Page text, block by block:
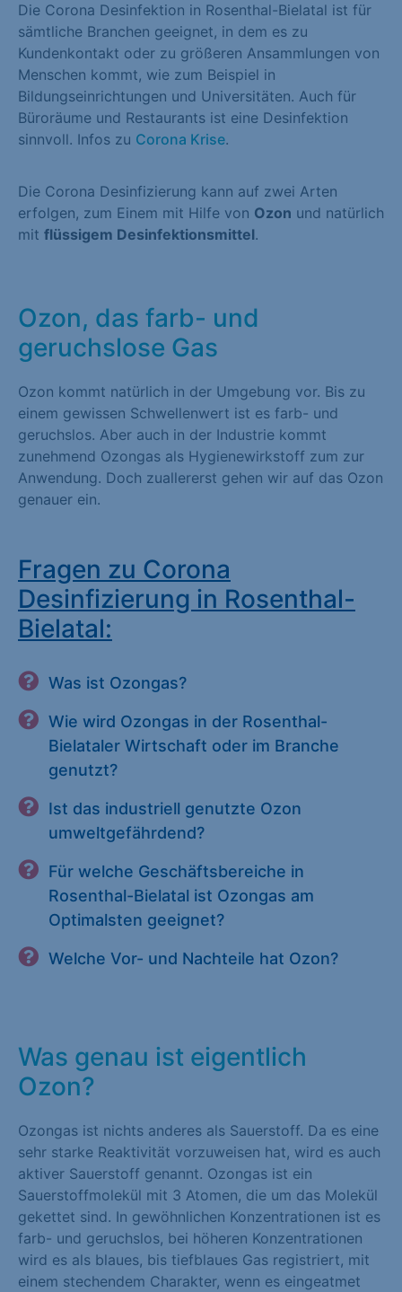
Die Corona Desinfektion in Rosenthal-Bielatal ist für
sämtliche Branchen geeignet, in dem es zu
Kundenkontakt oder zu größeren Ansammlungen von
Menschen kommt, wie zum Beispiel in
Bildungseinrichtungen und Universitäten. Auch für
Büroräume und Restaurants ist eine Desinfektion
sinnvoll. Infos zu Corona Krise.
Die Corona Desinfizierung kann auf zwei Arten
erfolgen, zum Einem mit Hilfe von Ozon und natürlich
mit flüssigem Desinfektionsmittel.
Ozon, das farb- und
geruchslose Gas
Ozon kommt natürlich in der Umgebung vor. Bis zu
einem gewissen Schwellenwert ist es farb- und
geruchslos. Aber auch in der Industrie kommt
zunehmend Ozongas als Hygienewirkstoff zum zur
Anwendung. Doch zuallererst gehen wir auf das Ozon
genauer ein.
Fragen zu Corona
Desinfizierung in Rosenthal-
Bielatal:
Was ist Ozongas?
Wie wird Ozongas in der Rosenthal-
Bielataler Wirtschaft oder im Branche
genutzt?
Ist das industriell genutzte Ozon
umweltgefährdend?
Für welche Geschäftsbereiche in
Rosenthal-Bielatal ist Ozongas am
Optimalsten geeignet?
Welche Vor- und Nachteile hat Ozon?
Was genau ist eigentlich
Ozon?
Ozongas ist nichts anderes als Sauerstoff. Da es eine
sehr starke Reaktivität vorzuweisen hat, wird es auch
aktiver Sauerstoff genannt. Ozongas ist ein
Sauerstoffmolekül mit 3 Atomen, die um das Molekül
gekettet sind. In gewöhnlichen Konzentrationen ist es
farb- und geruchslos, bei höheren Konzentrationen
wird es als blaues, bis tiefblaues Gas registriert, mit
einem stechendem Charakter, wenn es eingeatmet